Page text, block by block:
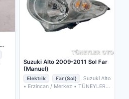
Suzuki Alto 2009-2011 Sol Far
(Manuel)
Elektrik Far (Sol)
Suzuki Alto
• Erzincan / Merkez • TÜNEYLER